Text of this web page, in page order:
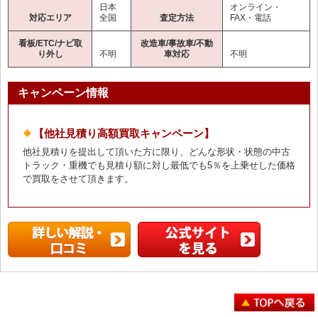
対応エリア
日本
全国
査定方法
オンライン・
FAX・電話
看板/ETC/ナビ取
り外し
不明
改造車/事故車/不動
車対応
不明
キャンペーン情報
【他社見積り高額買取キャンペーン】
他社見積りを提出して頂いた方に限り、どんな形状・状態の中古
トラック・重機でも見積り額に対し最低でも5％を上乗せした価格
で買取をさせて頂きます。